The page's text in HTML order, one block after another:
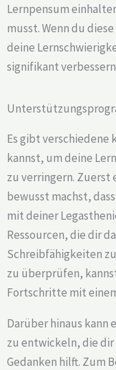
Lernpensum
musst. Wenn du
deine
signifikant
Es gibt
kannst, um deine
zu verringern. Zuerst
bewusst machst,
mit deiner
Ressourcen, die dir
Schreibfähigkeiten
zu überprüfen,
Fortschritte mit
Darüber hinaus kann
zu entwickeln, die
Gedanken hilft. Zum